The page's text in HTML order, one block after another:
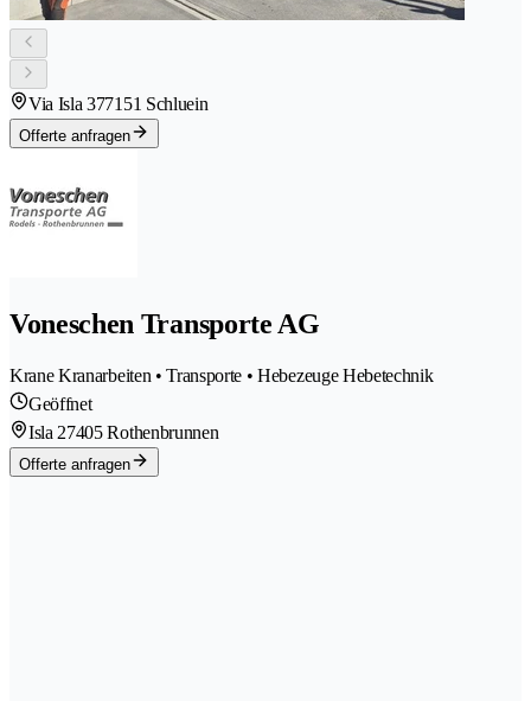
Via Isla 377151 Schluein
Offerte anfragen
Voneschen Transporte AG
Krane Kranarbeiten • Transporte • Hebezeuge Hebetechnik
Geöffnet
Isla 27405 Rothenbrunnen
Offerte anfragen